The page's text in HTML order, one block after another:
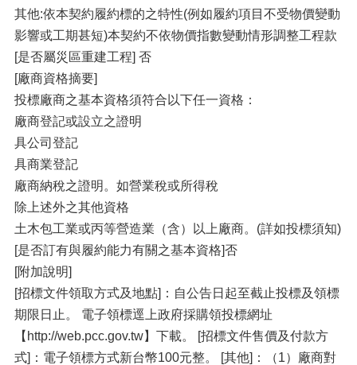
其他:依本契約履約標的之特性(例如履約項目不受物價變動
影響或工期甚短)本契約不依物價指數變動情形調整工程款
[是否屬災區重建工程] 否
[廠商資格摘要]
投標廠商之基本資格須符合以下任一資格：
廠商登記或設立之證明
具公司登記
具商業登記
廠商納稅之證明。如營業稅或所得稅
除上述外之其他資格
土木包工業或丙等營造業（含）以上廠商。(詳如投標須知)
[是否訂有與履約能力有關之基本資格]否
[附加說明]
[招標文件領取方式及地點]：自公告日起至截止投標及領標
期限日止。 電子領標逕上政府採購領投標網址
【http://web.pcc.gov.tw】下載。 [招標文件售價及付款方
式]：電子領標方式新台幣100元整。 [其他]：（1）廠商對